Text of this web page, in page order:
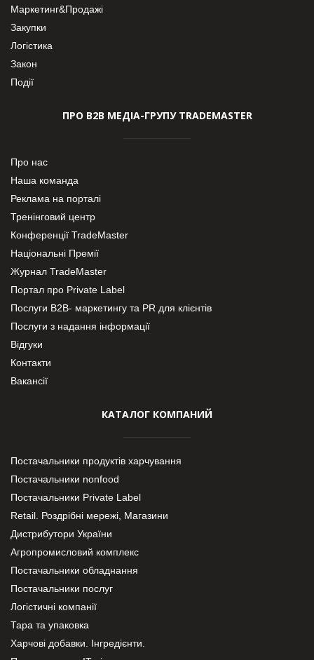
Маркетинг&Продажі
Закупки
Логістика
Закон
Події
ПРО В2В МЕДІА-ГРУПУ TRADEMASTER
Про нас
Наша команда
Реклама на порталі
Тренінговий центр
Конференції TradeMaster
Національні Премії
Журнал TradeMaster
Портал про Private Label
Послуги В2В- маркетингу та PR для клієнтів
Послуги з надання інформації
Відгуки
Контакти
Вакансії
КАТАЛОГ КОМПАНИЙ
Постачальники продуктів харчування
Постачальники nonfood
Постачальники Private Label
Retail. Роздрібні мережі, Магазини
Дистрибутори України
Агропромисловий комплекс
Постачальники обладнання
Постачальники послуг
Логістичні компанії
Тара та упаковка
Харчові добавки. Інгредієнти.